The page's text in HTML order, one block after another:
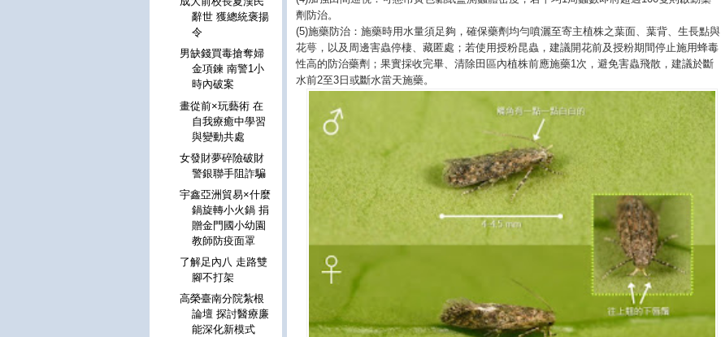
劑防治。
(5)施藥防治：施藥時用水量須足夠，確保藥劑均勻噴灑至寄主植株之葉面、葉背、生長點與
花萼，以及周邊害蟲停棲、藏匿處；若使用授粉昆蟲，建議開花前及授粉期間停止施用蜂毒
性高的防治藥劑；果實採收完畢、清除田區內植株前應施藥1次，避免害蟲飛散，建議於斷
水前2至3日或斷水當天施藥。
辭世 獲總統褒揚
令
男缺錢買毒搶奪婦
金項鍊 南警1小
時內破案
畫從前×玩藝術 在
自我療癒中學習
與變動共處
女發財夢碎險破財
警銀聯手阻詐騙
宇鑫亞洲貿易×什麼
鍋旋轉小火鍋 捐
贈金門國小幼園
教師防疫面罩
了解足內八 走路雙
腳不打架
高榮臺南分院紮根
論壇 探討醫療廉
能深化新模式